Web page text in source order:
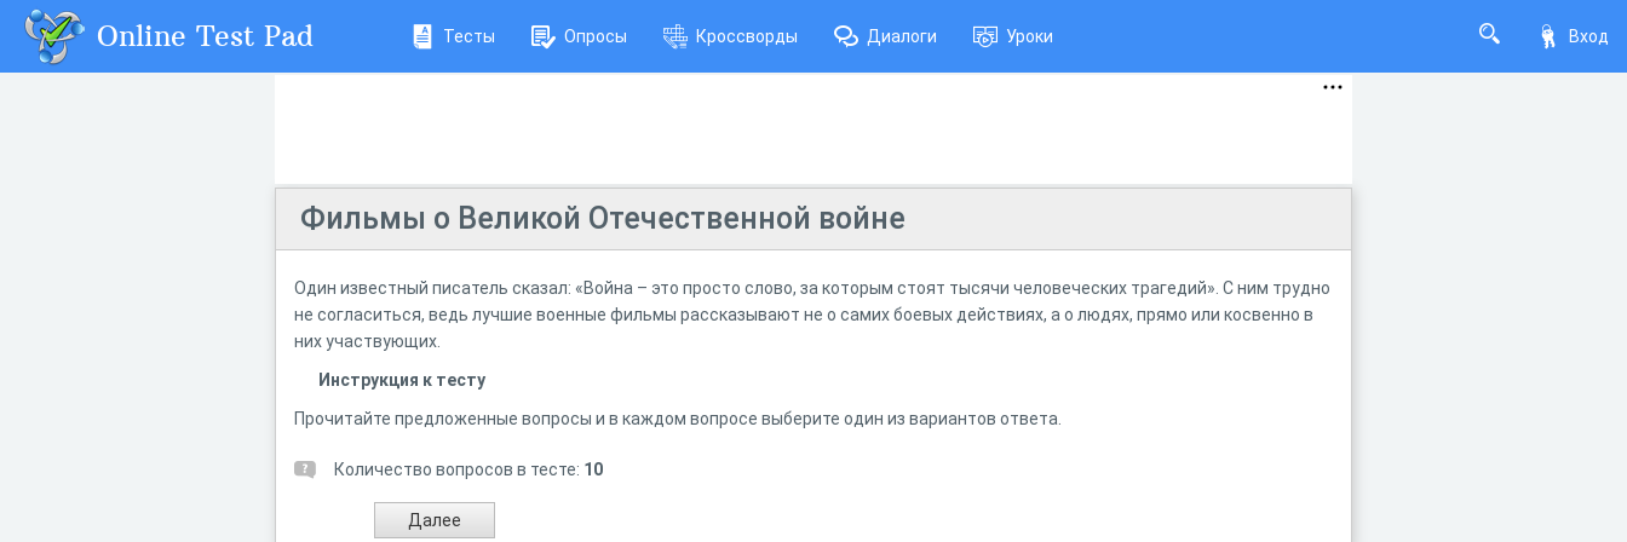
Вход
Online Test Pad Тесты Опросы Кроссворды Диалоги Уроки
Фильмы о Великой Отечественной войне
Один известный писатель сказал: «Война – это просто слово, за которым стоят тысячи человеческих трагедий». С ним трудно
не согласиться, ведь лучшие военные фильмы рассказывают не о самих боевых действиях, а о людях, прямо или косвенно в
них участвующих.
Инструкция к тесту
Прочитайте предложенные вопросы и в каждом вопросе выберите один из вариантов ответа.
Количество вопросов в тесте: 10